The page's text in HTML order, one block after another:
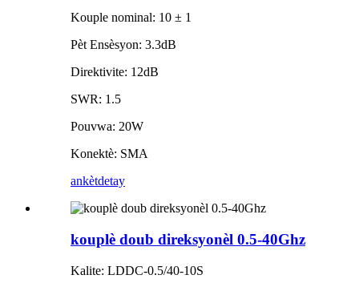
Kouple nominal: 10 ± 1
Pèt Ensèsyon: 3.3dB
Direktivite: 12dB
SWR: 1.5
Pouvwa: 20W
Konektè: SMA
ankètdetay
kouplè doub direksyonèl 0.5-40Ghz
Kalite: LDDC-0.5/40-10S